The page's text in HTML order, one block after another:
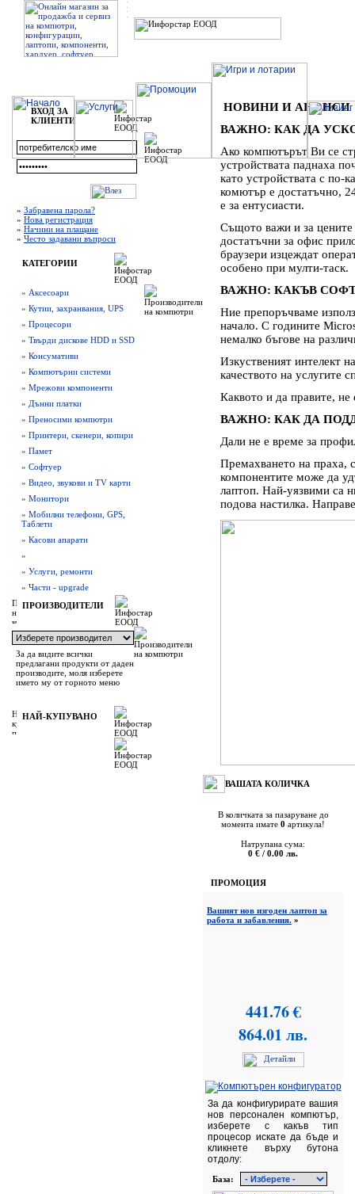
ВХОД ЗА
КЛИЕНТИ
» Забравена парола?
» Нова регистрация
» Начини на плащане
» Често задавани въпроси
КАТЕГОРИИ
» Аксесоари
» Кутии, захранвания, UPS
» Процесори
» Твърди дискове HDD и SSD
» Консумативи
» Компютърни системи
» Мрежови компоненти
» Дънни платки
» Преносими компютри
» Принтери, скенери, копири
» Памет
» Софтуер
» Видео, звукови и TV карти
» Монитори
» Мобилни телефони, GPS,
Таблети
» Касови апарати
»
» Услуги, ремонти
» Части - upgrade
ПРОИЗВОДИТЕЛИ
За да видите всички
предлагани продукти от даден
производите, моля изберете
името му от горното меню
НАЙ-КУПУВАНО
НОВИНИ И АНОНСИ
ВАЖНО: КАК ДА
Ако компютърът Ви се
устройствата паднаха
като устройствата с по-
комютър е достатъчно,
е за ентусиасти.
Същото важи и за
достатъчни за офис
браузери изцеждат
особено при мулти-таск.
ВАЖНО: КАКЪВ
Ние препоръчваме
начало. С годините
немалко бъгове на
Изкуственият интелект
качеството на услугите
Каквото и да правите,
ВАЖНО: КАК ДА
Дали не е време за
Премахването на праха,
компонентите може да
лаптоп. Най-уязвими са
подова настилка.
ВАШАТА КОЛИЧКА
В количката за пазаруване до
момента имате 0 артикула!
Натрупана сума:
0 € / 0.00 лв.
ПРОМОЦИЯ
Вашият нов изгоден лаптоп за
работа и забавления. »
441.76 €
864.01 лв.
За да конфигурирате вашия
нов персонален компютър,
изберете с какъв тип
процесор искате да бъде и
кликнете върху бутона
отдолу:
База: